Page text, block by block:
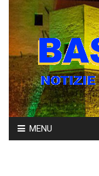
Skip
to
MENU